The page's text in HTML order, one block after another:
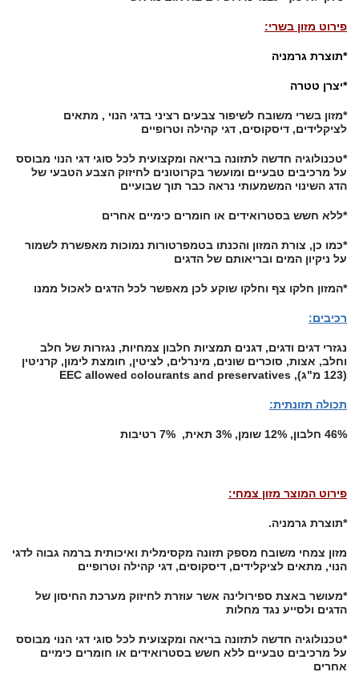
פירוט מזון בשרי:
*תוצרת גרמניה
*יצרן טטרה
*מזון בשרי משובח לשיפור צבעים רציני בדגי הנוי , מתאים
לציקלידים, דיסקוסים, דגי קהילה וטרופיים
*טכנולוגיה חדשה לתזונה בריאה ומקצועית לכל סוגי דגי הנוי מבוסס
על מרכיבים טבעיים ומועשר בקרוטונים לחיזוק הצבע הטבעי של
הדג השינוי המשמעותי נראה כבר תוך שבועיים
*ללא חשש בסטרואידים או חומרים כימיים אחרים
*כמו כן, צורת המזון והכנתו בטמפרטורות נמוכות מאפשרת לשמור
על ניקיון המים ובריאותם של הדגים
*המזון חלקו צף וחלקו שוקע לכן מאפשר לכל הדגים לאכול ממנו
רכיבים:
נגזרי דגים ודגים, דגנים תמציות חלבון צמחיות, נגזרות של חלב
וחלב, אצות, סוכרים שונים, מינרלים, לציטין, חומצת לימון, קרניטין
(123 מ"ג), EEC allowed colourants and preservatives
תכולה תזונתית:
46% חלבון, 12% שומן, 3% תאית, 7% רטיבות
פירוט המוצר מזון צמחי:
*תוצרת גרמניה.
מזון צמחי משובח מספק תזונה מקסימלית ואיכותית ברמה גבוה לדגי
הנוי, מתאים לציקלידים, דיסקוסים, דגי קהילה וטרופיים
*מעושר באצת ספירולינה אשר עוזרת לחיזוק מערכת החיסון של
הדגים ולסייע נגד מחלות
*טכנולוגיה חדשה לתזונה בריאה ומקצועית לכל סוגי דגי הנוי מבוסס
על מרכיבים טבעיים ללא חשש בסטרואידים או חומרים כימיים
אחרים